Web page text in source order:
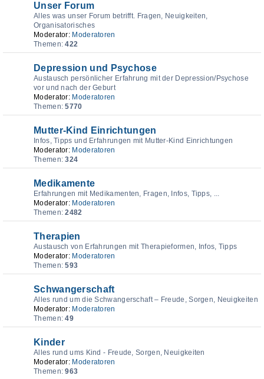
Unser Forum
Alles was unser Forum betrifft. Fragen, Neuigkeiten,
Organisatorisches
Moderator: Moderatoren
Themen:422
Depression und Psychose
Austausch persönlicher Erfahrung mit der Depression/Psychose
vor und nach der Geburt
Moderator: Moderatoren
Themen:5770
Mutter-Kind Einrichtungen
Infos, Tipps und Erfahrungen mit Mutter-Kind Einrichtungen
Moderator: Moderatoren
Themen:324
Medikamente
Erfahrungen mit Medikamenten, Fragen, Infos, Tipps, ...
Moderator: Moderatoren
Themen:2482
Therapien
Austausch von Erfahrungen mit Therapieformen, Infos, Tipps
Moderator: Moderatoren
Themen:593
Schwangerschaft
Alles rund um die Schwangerschaft – Freude, Sorgen, Neuigkeiten
Moderator: Moderatoren
Themen:49
Kinder
Alles rund ums Kind - Freude, Sorgen, Neuigkeiten
Moderator: Moderatoren
Themen:963